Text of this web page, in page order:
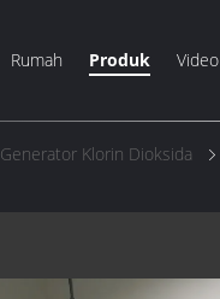
Rumah Produk Video
Generator Klorin Dioksida